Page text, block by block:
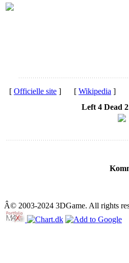
[ Officielle site ] [ Wikipedia ]
Left 4 Dead
Â© 2003-2024 3DGame. All rights